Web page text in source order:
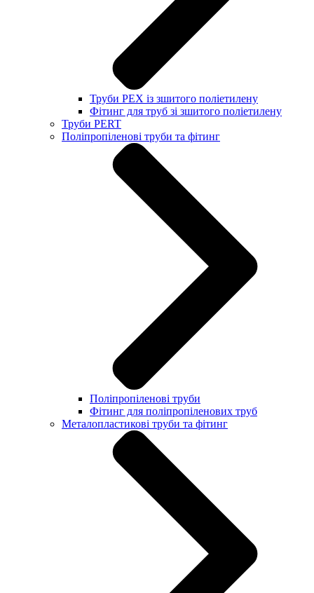
Труби PEX із зшитого поліетилену
Фітинг для труб зі зшитого поліетилену
Труби PERT
Поліпропіленові труби та фітинг
Поліпропіленові труби
Фітинг для поліпропіленових труб
Металопластикові труби та фітинг